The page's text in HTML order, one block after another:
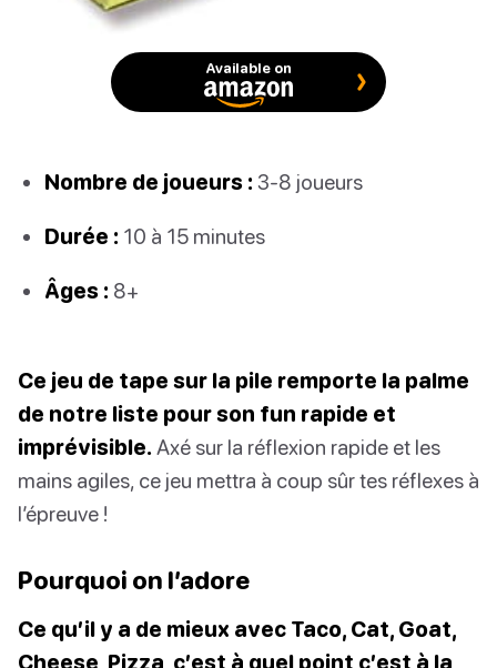
Available on
Nombre de joueurs : 3-8 joueurs
Durée : 10 à 15 minutes
Âges : 8+
Ce jeu de tape sur la pile remporte la palme
de notre liste pour son fun rapide et
imprévisible. Axé sur la réflexion rapide et les
mains agiles, ce jeu mettra à coup sûr tes réflexes à
l’épreuve !
Pourquoi on l’adore
Ce qu’il y a de mieux avec Taco, Cat, Goat,
Cheese, Pizza, c’est à quel point c’est à la